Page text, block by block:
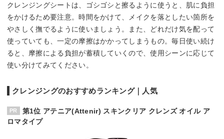
クレンジングシートは、ゴシゴシと擦るように使うと、肌に負担
をかけるため要注意。時間をかけて、メイクを落としたい箇所を
やさしく撫でるように使いましょう。また、どれだけ気を配って
使っていても、一定の摩擦はかかってしまうもの。毎日使い続け
ると、摩擦による負担が蓄積していくので、使用シーンに応じて
使い分けてみてください。
クレンジングのおすすめランキング｜人気
第1位 アテニア(Attenir) スキンクリア クレンズ オイル ア
ロマタイプ